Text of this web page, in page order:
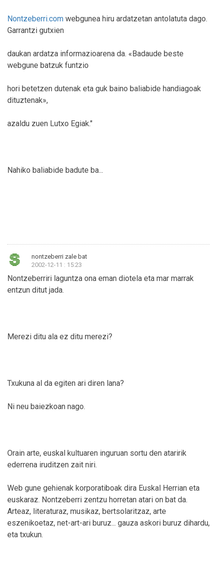
Nontzeberri.com webgunea hiru ardatzetan antolatuta dago.
Garrantzi gutxien
daukan ardatza informazioarena da. «Badaude beste
webgune batzuk funtzio
hori betetzen dutenak eta guk baino baliabide handiagoak
dituztenak»,
azaldu zuen Lutxo Egiak."
Nahiko baliabide badute ba...
nontzeberri zale bat
2002-12-11 : 15:23
Nontzeberriri laguntza ona eman diotela eta mar marrak
entzun ditut jada.
Merezi ditu ala ez ditu merezi?
Txukuna al da egiten ari diren lana?
Ni neu baiezkoan nago.
Orain arte, euskal kultuaren inguruan sortu den ataririk
ederrena iruditzen zait niri.
Web gune gehienak korporatiboak dira Euskal Herrian eta
euskaraz. Nontzeberri zentzu horretan atari on bat da.
Arteaz, literaturaz, musikaz, bertsolaritzaz, arte
eszenikoetaz, net-art-ari buruz... gauza askori buruz dihardu,
eta txukun.